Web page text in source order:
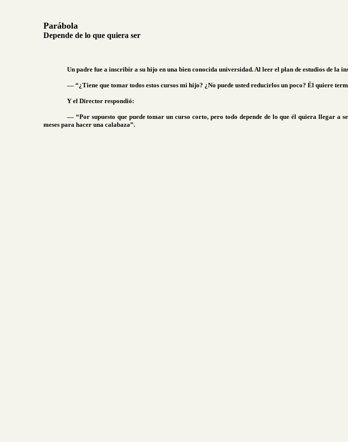
Parábola
Depende de lo que quiera ser
Un padre fue a inscribir a su hijo en una bien conocida universidad. Al leer el plan de estudios de la
–– “¿Tiene que tomar todos estos cursos mi hijo? ¿No puede usted reducirlos un poco? Él quiere
Y el Director respondió:
–– “Por supuesto que puede tomar un curso corto, pero todo depende de lo que él quiera llegar a
meses para hacer una calabaza”.